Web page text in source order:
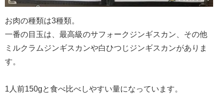
お肉の種類は3種類。
一番の目玉は、最高級のサフォークジンギスカン、その他
ミルクラムジンギスカンや白ひつじジンギスカンがありま
す。
1人前150gと食べ比べしやすい量になっています。